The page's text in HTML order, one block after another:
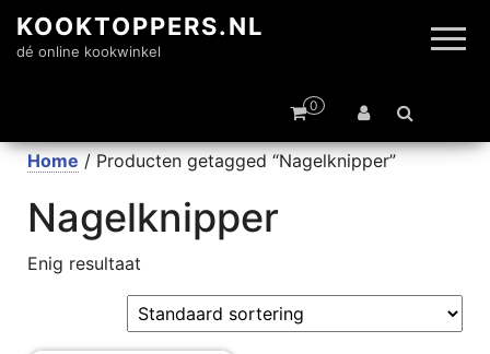
KOOKTOPPERS.NL
dé online kookwinkel
0
Home / Producten getagged “Nagelknipper”
Nagelknipper
Enig resultaat